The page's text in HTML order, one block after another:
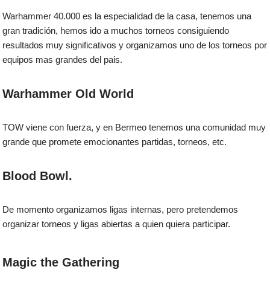
Warhammer 40.000 es la especialidad de la casa, tenemos una
gran tradición, hemos ido a muchos torneos consiguiendo
resultados muy significativos y organizamos uno de los torneos por
equipos mas grandes del pais.
Warhammer Old World
TOW viene con fuerza, y en Bermeo tenemos una comunidad muy
grande que promete emocionantes partidas, torneos, etc.
Blood Bowl.
De momento organizamos ligas internas, pero pretendemos
organizar torneos y ligas abiertas a quien quiera participar.
Magic the Gathering